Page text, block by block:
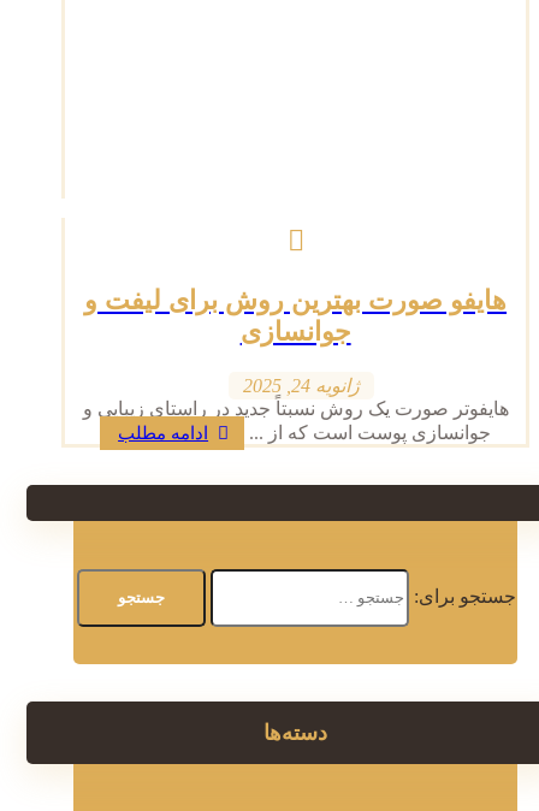
هایفو صورت بهترین روش برای لیفت و
جوانسازی
ژانویه 24, 2025
هایفوتر صورت یک روش نسبتاً جدید در راستای زیبایی و
جوانسازی پوست است که از ...
ادامه مطلب
جستجو برای:
دسته‌ها